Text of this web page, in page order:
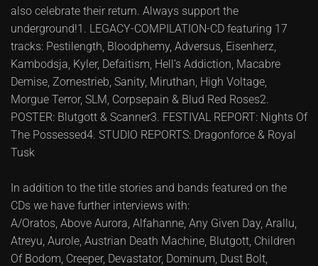
also celebrate their return. Always support the
underground!1. LEGACY-COMPILATION-CD featuring 17
tracks: Pestilength, Bloodphemy, Adversus, Eisenherz,
Kambodsja, Kyler, Defaitism, Hell’s Addiction, Macabre
Demise, Zornestrieb, Sanity, Miruthan, High Voltage,
Morgue Terror, SLM, Corpsepain & Blud Red Roses2.
POSTER: Blutgott & Scanner3. FESTIVAL REPORT: Nights Of
The Possessed4. STUDIO REPORTS: Dragonforce & Royal
Tusk
In addition to the title stories and bands featured on the
CDs we have further interviews with:
A/Oratos, Above Aurora, Alfahanne, Any Given Day, Arallu,
Atreyu, Aurole, Austrian Death Machine, Blutgott, Children
Of Bodom, Creeper, Devastator, Dominum, Dust Bolt,